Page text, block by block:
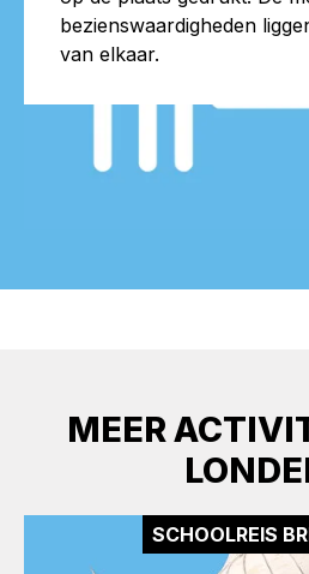
bezienswaardigheden
van elkaar.
MEER
SCHOOLREIS